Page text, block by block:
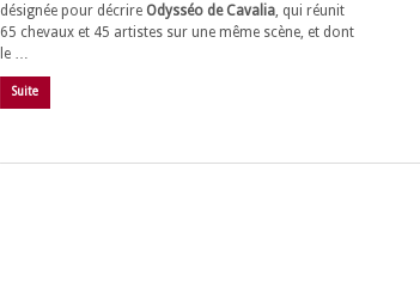
désignée pour décrire Odysséo de Cavalia , qui réunit
65 chevaux et 45 artistes sur une même scène, et dont
le …
Suite